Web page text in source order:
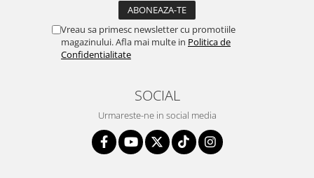
Vreau sa primesc newsletter cu promotiile
magazinului. Afla mai multe in Politica de
Confidentialitate
SOCIAL
Urmareste-ne in social media